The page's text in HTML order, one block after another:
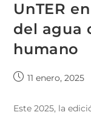
UnTER
del agua
humano
11 enero, 2025
Este 2025, la